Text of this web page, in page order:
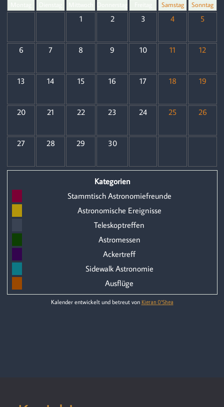
Samstag Sonntag
1 2 3 4 5
6 7 8 9 10 11 12
13 14 15 16 17 18 19
20 21 22 23 24 25 26
27 28 29 30
Kategorien
Stammtisch Astronomiefreunde
Astronomische Ereignisse
Teleskoptreffen
Astromessen
Ackertreff
Sidewalk Astronomie
Ausflüge
Kalender entwickelt und betreut von Kieran O'Shea